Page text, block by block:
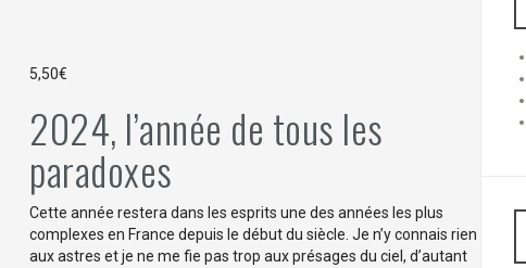
5,50€
2024, l’année de tous les
paradoxes
Cette année restera dans les esprits une des années les plus
complexes en France depuis le début du siècle. Je n’y connais rien
aux astres et je ne me fie pas trop aux présages du ciel, d’autant